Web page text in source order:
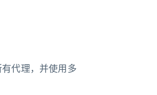
代理，并使用多